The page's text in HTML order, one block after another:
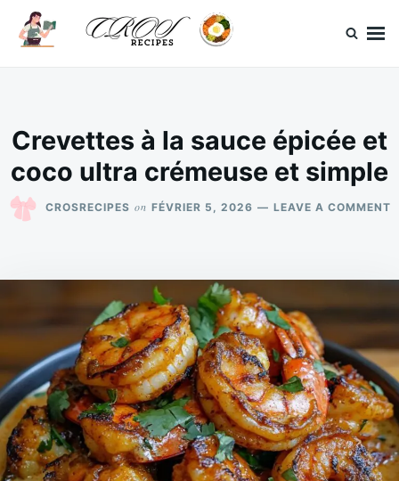
SkipSearch
for:
Crevettes à la sauce épicée et
coco ultra crémeuse et simple
CROSRECIPES on FÉVRIER 5, 2026 LEAVE A COMMENT